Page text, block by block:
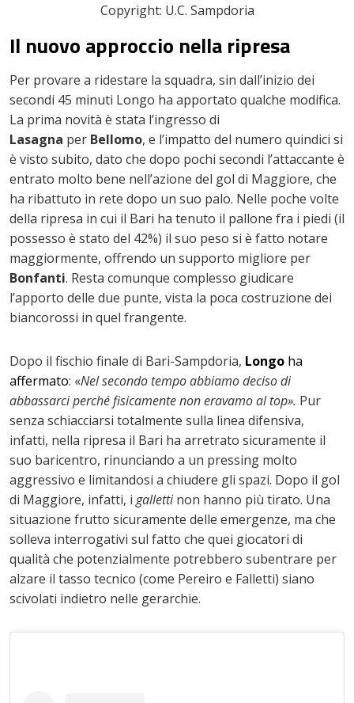
Copyright: U.C. Sampdoria
Il nuovo approccio nella ripresa
Per provare a ridestare la squadra, sin dall’inizio dei
secondi 45 minuti Longo ha apportato qualche modifica.
La prima novità è stata l’ingresso di
Lasagna per Bellomo, e l’impatto del numero quindici si
è visto subito, dato che dopo pochi secondi l’attaccante è
entrato molto bene nell’azione del gol di Maggiore, che
ha ribattuto in rete dopo un suo palo. Nelle poche volte
della ripresa in cui il Bari ha tenuto il pallone fra i piedi (il
possesso è stato del 42%) il suo peso si è fatto notare
maggiormente, offrendo un supporto migliore per
Bonfanti. Resta comunque complesso giudicare
l’apporto delle due punte, vista la poca costruzione dei
biancorossi in quel frangente.
Dopo il fischio finale di Bari-Sampdoria, Longo ha
affermato: «Nel secondo tempo abbiamo deciso di
abbassarci perché fisicamente non eravamo al top». Pur
senza schiacciarsi totalmente sulla linea difensiva,
infatti, nella ripresa il Bari ha arretrato sicuramente il
suo baricentro, rinunciando a un pressing molto
aggressivo e limitandosi a chiudere gli spazi. Dopo il gol
di Maggiore, infatti, i gallettinon hanno più tirato. Una
situazione frutto sicuramente delle emergenze, ma che
solleva interrogativi sul fatto che quei giocatori di
qualità che potenzialmente potrebbero subentrare per
alzare il tasso tecnico (come Pereiro e Falletti) siano
scivolati indietro nelle gerarchie.